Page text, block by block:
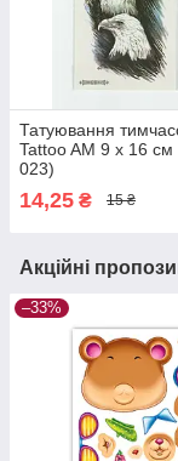
Татуювання
Tattoo AM 9 х 16 см
023)
14,25 ₴ 15 ₴
Акційні
–33%